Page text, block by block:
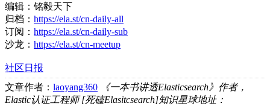
编辑：铭毅天下
归档： https://ela.st/cn-daily-all
订阅： https://ela.st/cn-daily-sub
沙龙： https://ela.st/cn-meetup
社区日报
文章作者： laoyang360
《一本书讲透Elasticsearch》作者，
Elastic认证工程师 [死磕Elasitcsearch]知识星球地址：